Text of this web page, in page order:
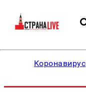
Коронавирус